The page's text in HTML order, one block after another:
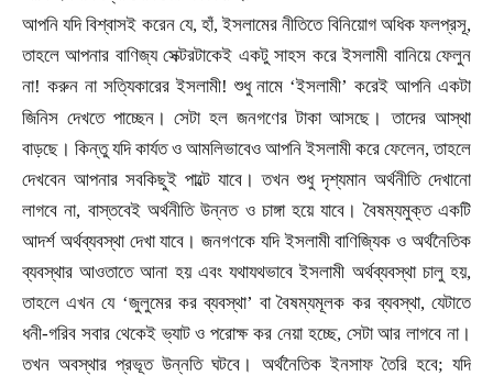
আপনি যদি বিশ্বাসই করেন যে,হাঁ,ইসলামের নীতিতে বিনিয়োগ অধিক ফলপ্রসূ,
তাহলে আপনার বাণিজ্য সেক্টরটাকেই একটু সাহস করে ইসলামী বানিয়ে ফেলুন
না! করুন না সত্যিকারের ইসলামী! শুধু নামে ‘ইসলামী’ করেই আপনি একটা
জিনিস দেখতে পাচ্ছেন। সেটা হল জনগণের টাকা আসছে ।তাদের আস্থা
বাড়ছে। কিন্তু যদি কার্যত ও আমলিভাবেও আপনি ইসলামী করে ফেলেন,তাহলে
দেখবেন আপনার সবকিছুই পাল্টে যাবে। তখন শুধু দৃশ্যমান অর্থনীতি দেখানো
লাগবে না, বাস্তবেই অর্থনীতি উন্নত ও চাঙ্গা হয়ে যাবে। বৈষম্যমুক্ত একটি
আদর্শ অর্থব্যবস্থা দেখা যাবে। জনগণকে যদি ইসলামী বাণিজ্যিক ও অর্থনৈতিক
ব্যবস্থার আওতাতে আনা হয় এবং যথাযথভাবে ইসলামী অর্থব্যবস্থা চালু হয়,
তাহলে এখন যে ‘জুলুমের কর ব্যবস্থা’ বা বৈষম্যমূলক কর ব্যবস্থা,যেটাতে
ধনী-গরিব সবার থেকেই ভ্যাট ও পরোক্ষ কর নেয়া হচ্ছে, সেটা আর লাগবে না।
তখন অবস্থার প্রভূত উন্নতি ঘটবে। অর্থনৈতিক ইনসাফ তৈরি হবে;যদি